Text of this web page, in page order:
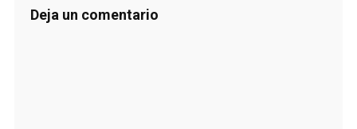
Deja un comentario